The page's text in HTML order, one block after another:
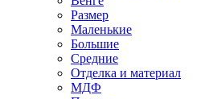
Размер
Маленькие
Большие
Средние
Отделка и материал
МДФ